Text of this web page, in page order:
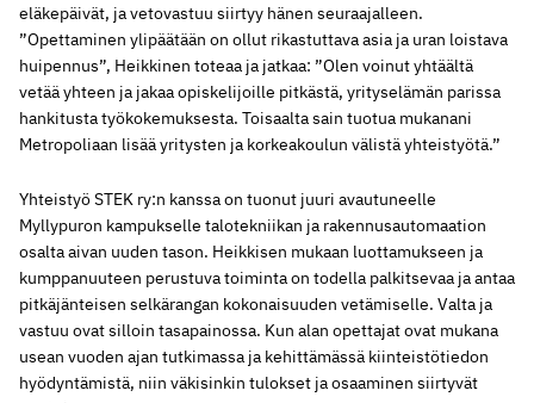
eläkepäivät, ja vetovastuu siirtyy hänen seuraajalleen.
”Opettaminen ylipäätään on ollut rikastuttava asia ja uran loistava
huipennus”, Heikkinen toteaa ja jatkaa: ”Olen voinut yhtäältä
vetää yhteen ja jakaa opiskelijoille pitkästä, yrityselämän parissa
hankitusta työkokemuksesta. Toisaalta sain tuotua mukanani
Metropoliaan lisää yritysten ja korkeakoulun välistä yhteistyötä.”
Yhteistyö STEK ry:n kanssa on tuonut juuri avautuneelle
Myllypuron kampukselle talotekniikan ja rakennusautomaation
osalta aivan uuden tason. Heikkisen mukaan luottamukseen ja
kumppanuuteen perustuva toiminta on todella palkitsevaa ja antaa
pitkäjänteisen selkärangan kokonaisuuden vetämiselle. Valta ja
vastuu ovat silloin tasapainossa. Kun alan opettajat ovat mukana
usean vuoden ajan tutkimassa ja kehittämässä kiinteistötiedon
hyödyntämistä, niin väkisinkin tulokset ja osaaminen siirtyvät